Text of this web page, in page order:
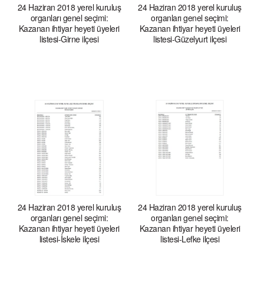
24 Haziran 2018 yerel kuruluş
organları genel seçimi:
Kazanan ihtiyar heyeti üyeleri
listesi-Girne ilçesi
24 Haziran 2018 yerel kuruluş
organları genel seçimi:
Kazanan ihtiyar heyeti üyeleri
listesi-Güzelyurt ilçesi
24 Haziran 2018 yerel kuruluş
organları genel seçimi:
Kazanan ihtiyar heyeti üyeleri
listesi-İskele ilçesi
24 Haziran 2018 yerel kuruluş
organları genel seçimi:
Kazanan ihtiyar heyeti üyeleri
listesi-Lefke ilçesi